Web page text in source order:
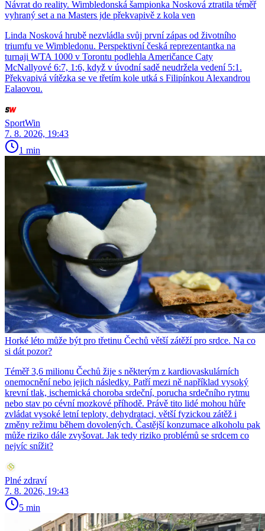
Návrat do reality. Wimbledonská šampionka Nosková ztratila téměř
vyhraný set a na Masters jde překvapivě z kola ven
Linda Nosková hrubě nezvládla svůj první zápas od životního
triumfu ve Wimbledonu. Perspektivní česká reprezentantka na
turnaji WTA 1000 v Torontu podlehla Američance Caty
McNallyové 6:7, 1:6, když v úvodní sadě neudržela vedení 5:1.
Překvapivá vítězka se ve třetím kole utká s Filipínkou Alexandrou
Ealaovou.
SportWin
7. 8. 2026, 19:43
1 min
Horké léto může být pro třetinu Čechů větší zátěží pro srdce. Na co
si dát pozor?
Téměř 3,6 milionu Čechů žije s některým z kardiovaskulárních
onemocnění nebo jejich následky. Patří mezi ně například vysoký
krevní tlak, ischemická choroba srdeční, porucha srdečního rytmu
nebo stav po cévní mozkové příhodě. Právě tito lidé mohou hůře
zvládat vysoké letní teploty, dehydrataci, větší fyzickou zátěž i
změny režimu během dovolených. Častější konzumace alkoholu pak
může riziko dále zvyšovat. Jak tedy riziko problémů se srdcem co
nejvíc snížit?
Plné zdraví
7. 8. 2026, 19:43
5 min